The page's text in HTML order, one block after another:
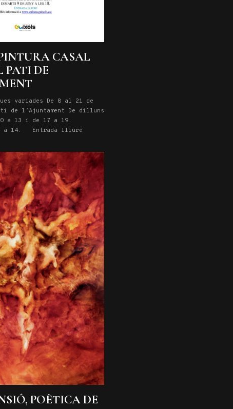
CASAL
PATI DE
variades De 8 al 21 de
de l’Ajuntament De dilluns
a 13 i de 17 a 19.
a 14. Entrada lliure
POÈTICA DE